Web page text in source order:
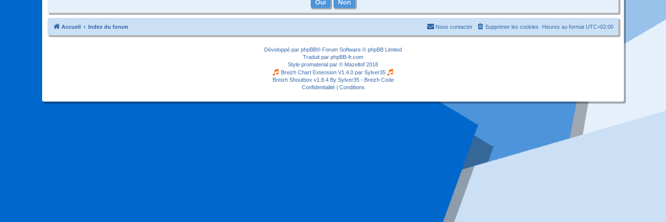
Accueil Index du forum Heures au format UTC+02:00
Supprimer les cookies
Nous contacter
Développé par phpBB® Forum Software © phpBB Limited
Traduit par phpBB-fr.com
Style promaterial par © Mazeltof 2018
Breizh Chart Extension V1.4.0 par Sylver35
Breizh Shoutbox v1.8.4 By Sylver35 - Breizh Code
Confidentialité| Conditions